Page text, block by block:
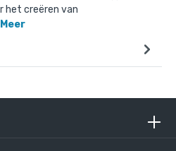
het creëren van
Meer